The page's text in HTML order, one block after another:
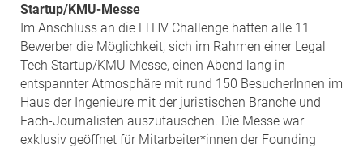
Startup/KMU-Messe
Im Anschluss an die LTHV Challenge hatten alle 11
Bewerber die Möglichkeit, sich im Rahmen einer Legal
Tech Startup/KMU-Messe, einen Abend lang in
entspannter Atmosphäre mit rund 150 BesucherInnen im
Haus der Ingenieure mit der juristischen Branche und
Fach-Journalisten auszutauschen. Die Messe war
exklusiv geöffnet für Mitarbeiter*innen der Founding